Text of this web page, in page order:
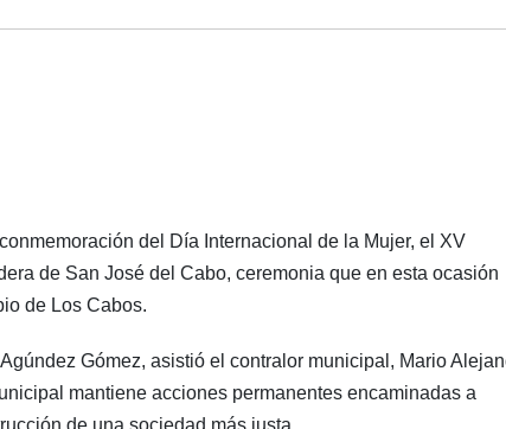
del Día Internacional de la Mujer, el XV
de San José del Cabo, ceremonia que en esta ocasión
de Los Cabos.
Gómez, asistió el contralor municipal, Mario
mantiene acciones permanentes encaminadas a
de una sociedad más justa.